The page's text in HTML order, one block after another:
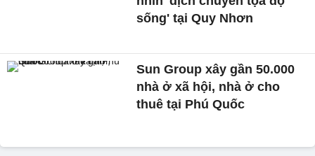
sống' tại Quy Nhơn
Sun Group xây gần 50.000
nhà ở xã hội, nhà ở cho
thuê tại Phú Quốc